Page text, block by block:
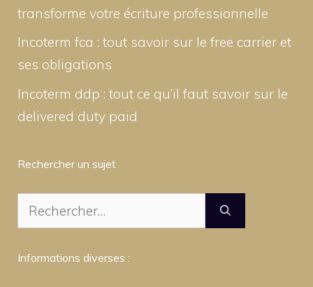
transforme votre écriture professionnelle
Incoterm fca : tout savoir sur le free carrier et
ses obligations
Incoterm ddp : tout ce qu’il faut savoir sur le
delivered duty paid
Rechercher un sujet
Rechercher :
Informations diverses :